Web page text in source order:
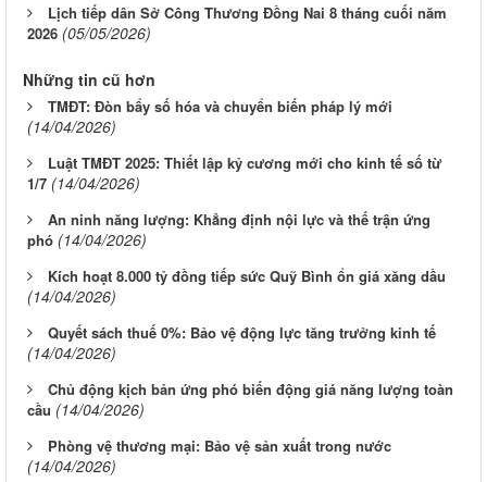
Lịch tiếp dân Sở Công Thương Đồng Nai 8 tháng cuối năm
2026 (05/05/2026)
Những tin cũ hơn
TMĐT: Đòn bẩy số hóa và chuyển biến pháp lý mới
(14/04/2026)
Luật TMĐT 2025: Thiết lập kỷ cương mới cho kinh tế số từ
1/7 (14/04/2026)
An ninh năng lượng: Khẳng định nội lực và thế trận ứng
phó (14/04/2026)
Kích hoạt 8.000 tỷ đồng tiếp sức Quỹ Bình ổn giá xăng dầu
(14/04/2026)
Quyết sách thuế 0%: Bảo vệ động lực tăng trưởng kinh tế
(14/04/2026)
Chủ động kịch bản ứng phó biến động giá năng lượng toàn
cầu (14/04/2026)
Phòng vệ thương mại: Bảo vệ sản xuất trong nước
(14/04/2026)